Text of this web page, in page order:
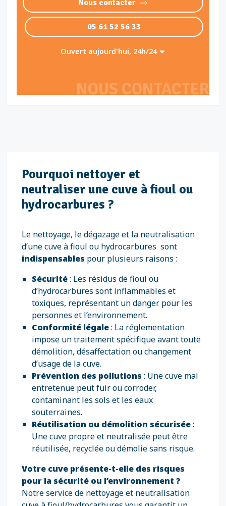
NOUS CONTACTER
Nous contacter
05 61 52 56 33
Ouvert aujourd'hui, 24h/24
Pourquoi nettoyer et
neutraliser une cuve à fioul ou
hydrocarbures ?
Le nettoyage, le dégazage et la neutralisation
d’une cuve à fioul ou hydrocarbures sont
indispensables pour plusieurs raisons :
Sécurité: Les résidus de fioul ou
d’hydrocarbures sont inflammables et
toxiques, représentant un danger pour les
personnes et l’environnement.
Conformité légale: La réglementation
impose un traitement spécifique avant toute
démolition, désaffectation ou changement
d’usage de la cuve.
Prévention des pollutions : Une cuve mal
entretenue peut fuir ou corroder,
contaminant les sols et les eaux
souterraines.
Réutilisation ou démolition sécurisée:
Une cuve propre et neutralisée peut être
réutilisée, recyclée ou démolie sans risque.
Votre cuve présente-t-elle des risques
pour la sécurité ou l’environnement ?
Notre service de nettoyage et neutralisation